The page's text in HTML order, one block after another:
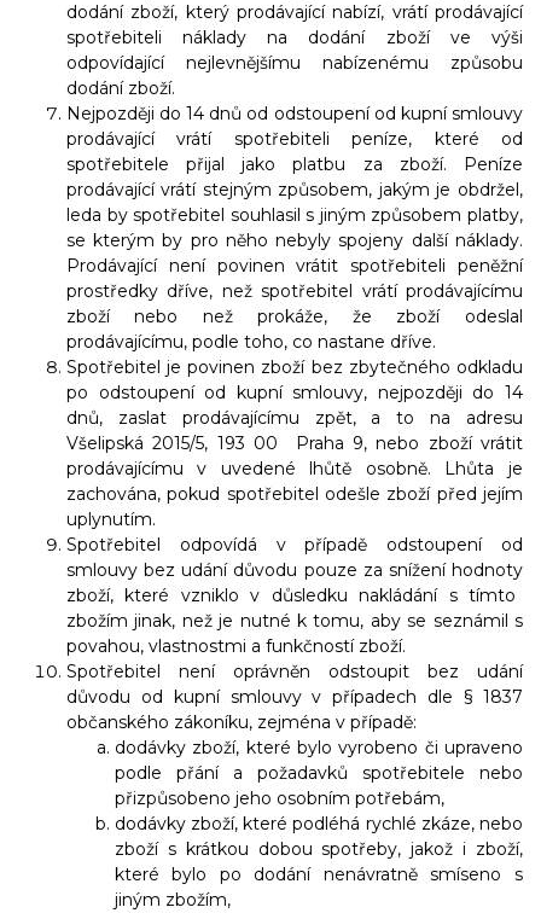
dodání zboží, který prodávající nabízí, vrátíprodávající
spotřebiteli náklady na dodání zboží ve výši
odpovídající nejlevnějšímu nabízenému způsobu
dodání zboží.
Nejpozději do 14 dnů od odstoupení od kupní smlouvy
prodávající vrátí spotřebiteli peníze, které od
spotřebitele přijal jako platbu za zboží. Peníze
prodávající vrátí stejným způsobem, jakým je obdržel,
leda by spotřebitel souhlasil s jiným způsobem platby,
se kterým by pro něho nebyly spojeny další náklady.
Prodávající není povinen vrátit spotřebiteli peněžní
prostředky dříve, než spotřebitel vrátí prodávajícímu
zboží nebo než prokáže, že zboží odeslal
prodávajícímu, podle toho, co nastane dříve.
Spotřebitel je povinen zboží bez zbytečného odkladu
po odstoupení od kupní smlouvy, nejpozději do 14
dnů, zaslat prodávajícímu zpět, a to na adresu
Všelipská 2015/5, 193 00 Praha 9, nebo zboží vrátit
prodávajícímu v uvedené lhůtě osobně. Lhůta je
zachována, pokud spotřebitel odešle zboží před jejím
uplynutím.
Spotřebitel odpovídá v případě odstoupení od
smlouvy bez udání důvodu pouze za snížení hodnoty
zboží, které vzniklo v důsledku nakládání s tímto
zbožím jinak, než je nutné k tomu, aby se seznámil s
povahou, vlastnostmi a funkčností zboží.
Spotřebitel není oprávněn odstoupit bez udání
důvodu od kupní smlouvy v případech dle § 1837
občanského zákoníku, zejména v případě:
dodávky zboží, které bylo vyrobeno či upraveno
podle přání a požadavků spotřebitele nebo
přizpůsobeno jeho osobním potřebám,
dodávky zboží, které podléhá rychlé zkáze, nebo
zboží s krátkou dobou spotřeby, jakož i zboží,
které bylo po dodání nenávratně smíseno s
jiným zbožím,